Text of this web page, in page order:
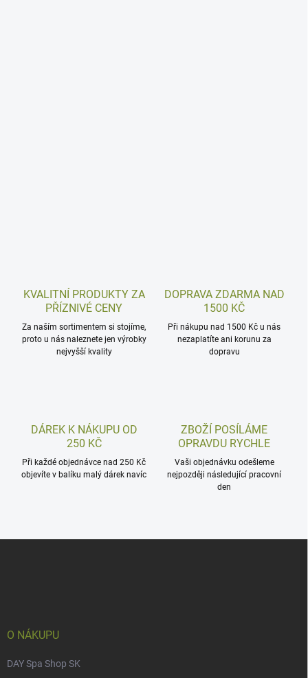
KVALITNÍ PRODUKTY ZA
PŘÍZNIVÉ CENY
Za naším sortimentem si stojíme,
proto u nás naleznete jen výrobky
nejvyšší kvality
DOPRAVA ZDARMA NAD
1500 KČ
Při nákupu nad 1500 Kč u nás
nezaplatíte ani korunu za
dopravu
DÁREK K NÁKUPU OD
250 KČ
Při každé objednávce nad 250 Kč
objevíte v balíku malý dárek navíc
ZBOŽÍ POSÍLÁME
OPRAVDU RYCHLE
Vaši objednávku odešleme
nejpozději následující pracovní
den
O NÁKUPU
DAY Spa Shop SK